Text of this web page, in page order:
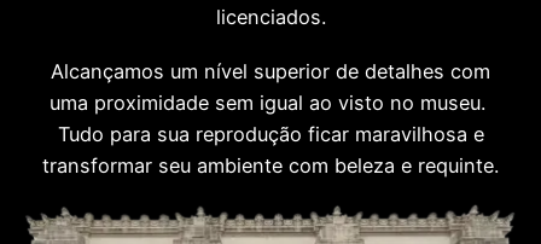
licenciados.
Alcançamos um nível superior de detalhes com
uma proximidade sem igual ao visto no museu.
Tudo para sua reprodução ficar maravilhosa e
transformar seu ambiente com beleza e requinte.